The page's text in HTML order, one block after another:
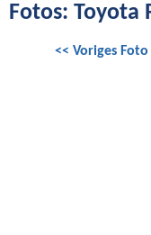
Fotos: Toyota
<< Voriges Foto